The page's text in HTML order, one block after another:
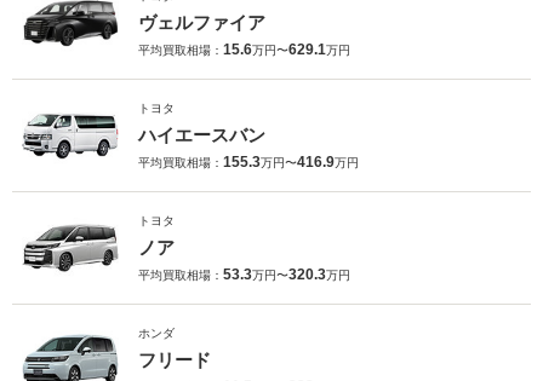
ヴェルファイア
平均買取相場： 15.6万円〜629.1万円
トヨタ
ハイエースバン
平均買取相場： 155.3万円〜416.9万円
トヨタ
ノア
平均買取相場： 53.3万円〜320.3万円
ホンダ
フリード